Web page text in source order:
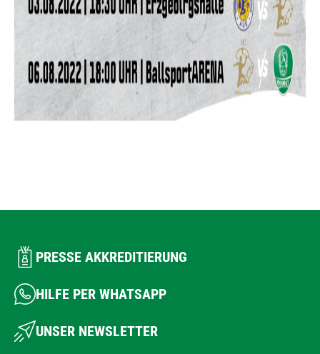
PRESSE AKKREDITIERUNG
HILFE PER WHATSAPP
UNSER NEWSLETTER